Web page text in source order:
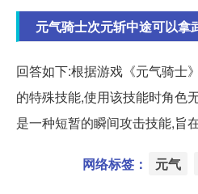
元气骑士次元斩中途可以拿
回答如下:根据游戏《元气骑士
的特殊技能,使用该技能时角色
是一种短暂的瞬间攻击技能,旨
网络标签： 元气